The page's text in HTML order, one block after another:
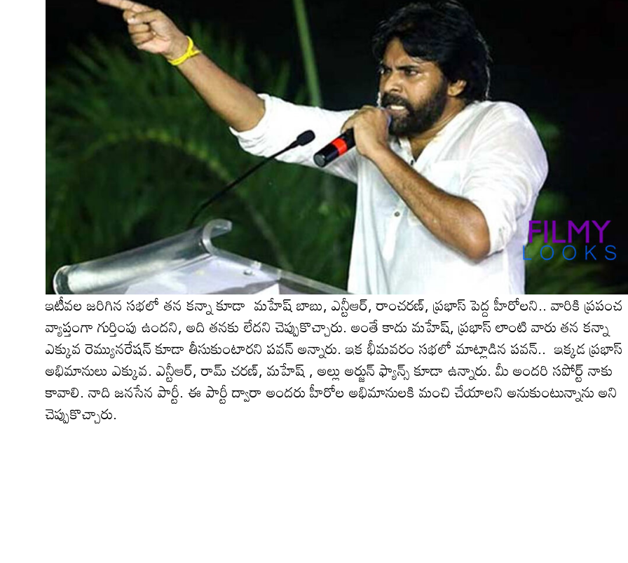
ఇటీవ‌ల జ‌రిగిన స‌భ‌లో త‌న కన్నా కూడా మహేష్ బాబు, ఎన్టీఆర్, రాంచరణ్, ప్రభాస్ పెద్ద హీరోలని.. వారికి ప్ర‌పంచ
వ్యాప్తంగా గుర్తింపు ఉంద‌ని, అది త‌న‌కు లేద‌ని చెప్పుకొచ్చారు. అంతే కాదు మ‌హేష్‌, ప్ర‌భాస్ లాంటి వారు త‌న క‌న్నా
ఎక్కువ రెమ్యున‌రేష‌న్ కూడా తీసుకుంటార‌ని పవన్ అన్నారు. ఇక భీమవ‌రం స‌భ‌లో మాట్లాడిన ప‌వ‌న్.. ఇక్క‌డ ప్ర‌భాస్
అభిమానులు ఎక్కువ‌. ఎన్టీఆర్, రామ్ చ‌ర‌ణ్‌, మ‌హేష్ , అల్లు అర్జున్ ఫ్యాన్స్ కూడా ఉన్నారు. మీ అంద‌రి స‌పోర్ట్ నాకు
కావాలి. నాది జ‌న‌సేన పార్టీ. ఈ పార్టీ ద్వారా అంద‌రు హీరోల అభిమానుల‌కి మంచి చేయాల‌ని అనుకుంటున్నాను అని
చెప్పుకొచ్చారు.